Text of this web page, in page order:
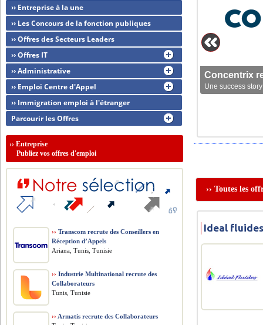
Concentrix
Une success
›› Toutes les
Ideal
›› Entreprise à la une
›› Les Concours de la fonction publiques
›› Offres des Secteurs Leaders
›› Offres IT
›› Administrative
›› Emploi Centre d'Appel
›› Immigration emploi à l'étranger
Parcourir les Offres
››Entreprise
Publiez vos offres d'emploi
›› Transcom recrute des Conseillers en
Réception d’Appels
Ariana, Tunis, Tunisie
›› Industrie Multinational recrute des
Collaborateurs
Tunis, Tunisie
›› Armatis recrute des Collaborateurs